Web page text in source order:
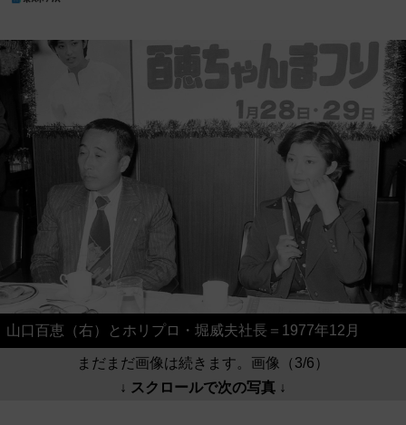
山口百恵（右）とホリプロ・堀威夫社長＝1977年12月
まだまだ画像は続きます。画像（3/6）
↓ スクロールで次の写真 ↓